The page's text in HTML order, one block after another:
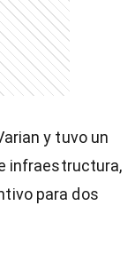
y tuvo un
infraestructura,
para dos